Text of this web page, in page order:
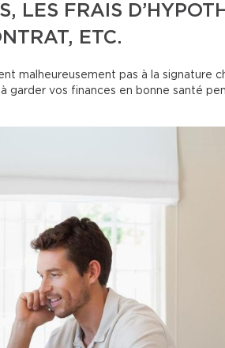
LES FRAIS
ETC.
malheureusement pas à la signature
garder vos finances en bonne santé